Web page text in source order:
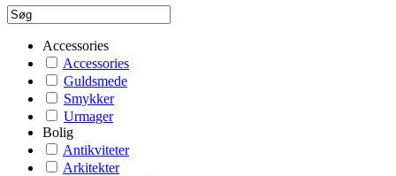
Accessories
Accessories
Guldsmede
Smykker
Urmager
Bolig
Antikviteter
Arkitekter